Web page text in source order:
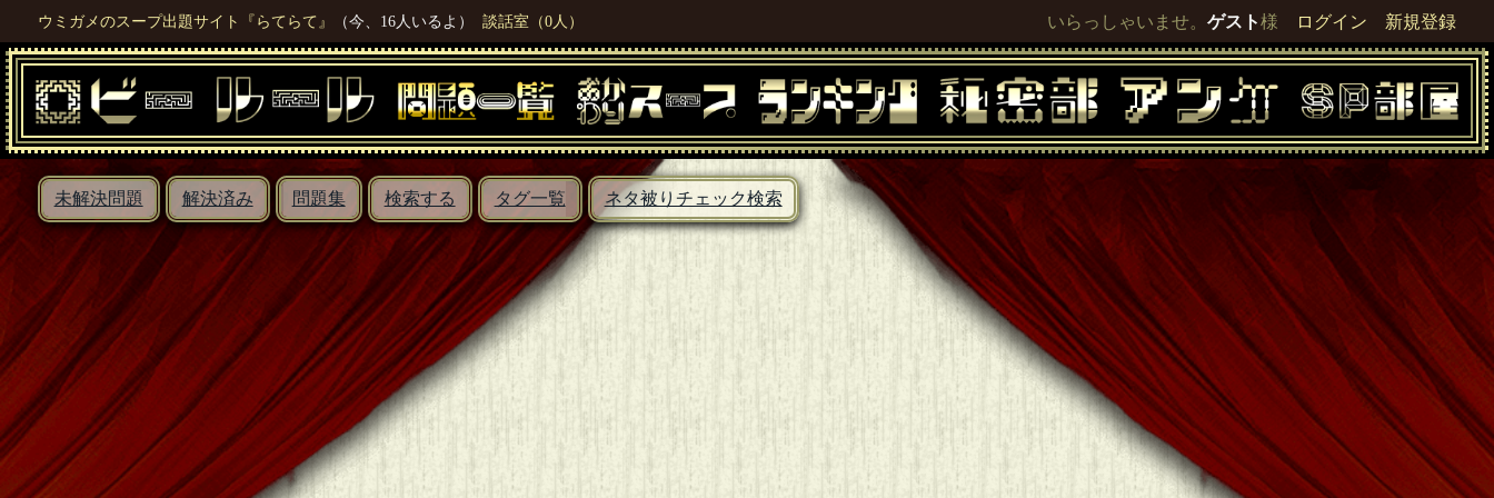
ウミガメのスープ出題サイト『らてらて』 （今、16人いるよ） 談話室（0人） いらっしゃいませ。ゲスト様 ログイン 新規登録
未解決問題 解決済み 問題集 検索する タグ一覧 ネタ被りチェック検索